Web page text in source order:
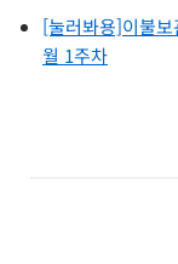
[눌러봐용]이불
월 1주차